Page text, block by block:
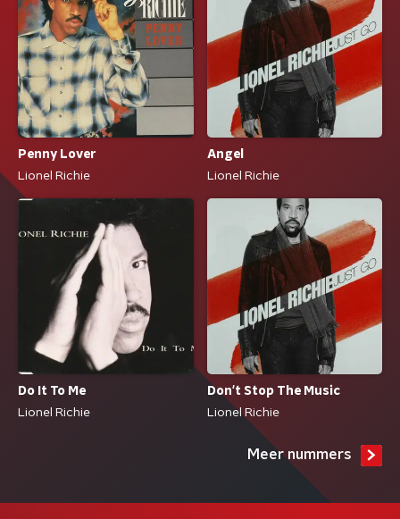
Penny Lover
Lionel Richie
Angel
Lionel Richie
Do It To Me
Lionel Richie
Don't Stop The Music
Lionel Richie
Meer nummers